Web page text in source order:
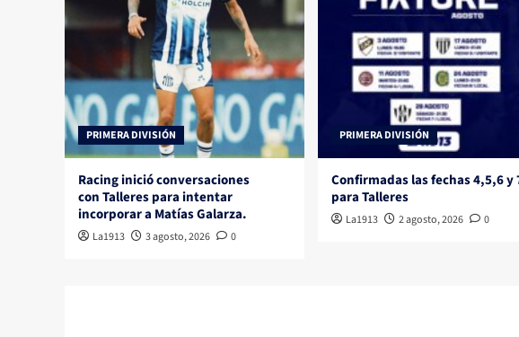
PRIMERA DIVISIÓN
Racing inició conversaciones
con Talleres para intentar
incorporar a Matías Galarza.
La1913 3 agosto, 2026 0
PRIMERA DIVISIÓN
Confirmadas las fechas 4,5,6 y
para Talleres
La1913 2 agosto, 2026 0